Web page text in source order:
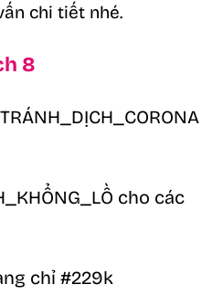
chi tiết nhé.
8
cho các
chỉ #229k